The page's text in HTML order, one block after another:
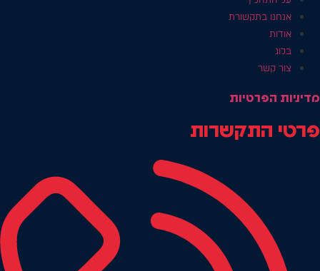
אנחנו בתקשורת
אודות
בלוג
צור קשר
מדיניות הפרטיות
פרטי התקשרות